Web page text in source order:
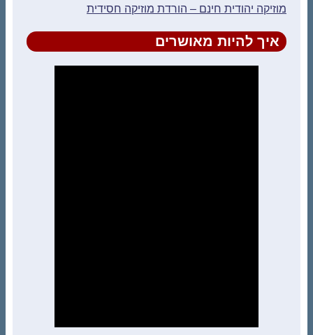
מוזיקה יהודית חינם – הורדת מוזיקה חסידית
איך להיות מאושרים